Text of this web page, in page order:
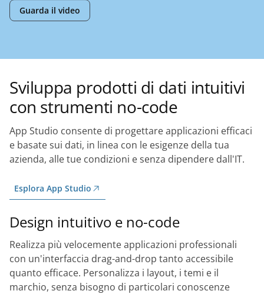
Guarda il video
Sviluppa prodotti di dati intuitivi
con strumenti no-code
App Studio consente di progettare applicazioni efficaci
e basate sui dati, in linea con le esigenze della tua
azienda, alle tue condizioni e senza dipendere dall'IT.
Esplora App Studio
Design intuitivo e no-code
Realizza più velocemente applicazioni professionali
con un'interfaccia drag-and-drop tanto accessibile
quanto efficace. Personalizza i layout, i temi e il
marchio, senza bisogno di particolari conoscenze